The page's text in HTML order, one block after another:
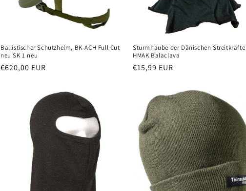
Ballistischer Schutzhelm, BK-ACH Full Cut
neu SK 1 neu
Normaler
€620,00 EUR
Sturmhaube der Dänischen Streitkräfte
HMAK Balaclava
Normaler
€15,99 EUR